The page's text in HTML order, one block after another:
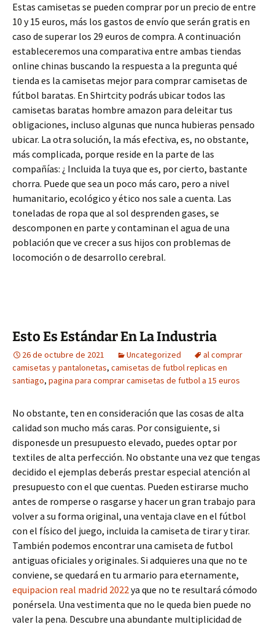
Estas camisetas se pueden comprar por un precio de entre
10 y 15 euros, más los gastos de envío que serán gratis en
caso de superar los 29 euros de compra. A continuación
estableceremos una comparativa entre ambas tiendas
online chinas buscando la respuesta a la pregunta qué
tienda es la camisetas mejor para comprar camisetas de
fútbol baratas. En Shirtcity podrás ubicar todos las
camisetas baratas hombre amazon para deleitar tus
obligaciones, incluso algunas que nunca hubieras pensado
ubicar. La otra solución, la más efectiva, es, no obstante,
más complicada, porque reside en la parte de las
compañías: ¿ Incluida la tuya que es, por cierto, bastante
chorra. Puede que sea un poco más caro, pero a nivel
humanitario, ecológico y ético nos sale a cuenta. Las
toneladas de ropa que al sol desprenden gases, se
descomponen en parte y contaminan el agua de una
población que ve crecer a sus hijos con problemas de
locomoción o de desarrollo cerebral.
Esto Es Estándar En La Industria
26 de octubre de 2021 Uncategorized
al comprar
camisetas y pantalonetas, camisetas de futbol replicas en
santiago, pagina para comprar camisetas de futbol a 15 euros
No obstante, ten en consideración que las cosas de alta
calidad son mucho más caras. Por consiguiente, si
disponesde un presupuesto elevado, puedes optar por
textiles de alta perfección. No obstante una vez que tengas
decidido el ejemplas deberás prestar especial atención al
presupuesto con el que cuentas. Pueden estirarse mucho
antes de romperse o rasgarse y hacer un gran trabajo para
volver a su forma original, una ventaja clave en el fútbol
con el físico del juego, incluida la camiseta de tirar y tirar.
También podemos encontrar una camiseta de futbol
antiguas oficiales y originales. Si adquieres una que no te
conviene, se quedará en tu armario para eternamente,
equipacion real madrid 2022ya que no te resultará cómodo
ponérsela. Una vestimenta que no le queda bien puede no
valer la pena. Descubre una abundante multiplicidad de